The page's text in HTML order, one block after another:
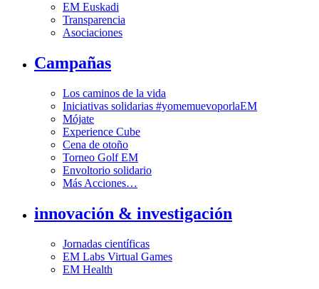
EM Euskadi
Transparencia
Asociaciones
Campañas
Los caminos de la vida
Iniciativas solidarias #yomemuevoporlaEM
Mójate
Experience Cube
Cena de otoño
Torneo Golf EM
Envoltorio solidario
Más Acciones…
innovación & investigación
Jornadas científicas
EM Labs Virtual Games
EM Health